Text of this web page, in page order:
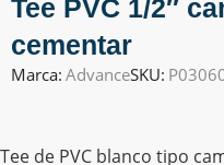
Tee PVC 1/2″
cementar
Marca: AdvanceSKU:
Tee de PVC blanco tipo